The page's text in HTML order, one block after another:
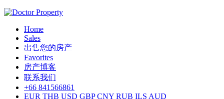
Home
Sales
出售您的房产
Favorites
房产博客
联系我们
+66 841566861
EUR THB USD GBP CNY RUB ILS AUD